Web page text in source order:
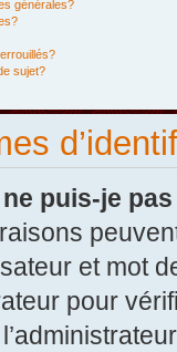
générales?
sujet?
puis-je
et mot
pour